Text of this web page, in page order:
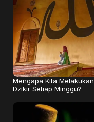
Mengapa Kita Melakukan
Dzikir Setiap Minggu?